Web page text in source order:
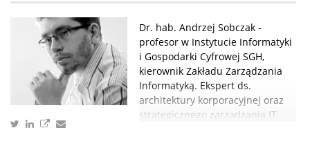
Dr. hab. Andrzej Sobczak -
profesor w Instytucie Informatyki
i Gospodarki Cyfrowej SGH,
kierownik Zakładu Zarządzania
Informatyką. Ekspert ds.
architektury korporacyjnej oraz
strategicznego zarządzania IT.